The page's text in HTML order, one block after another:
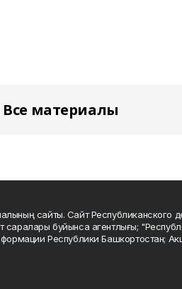
Все материалы
сайты. Сайт
буйынса агентлығы;
Республики Башкортостан;